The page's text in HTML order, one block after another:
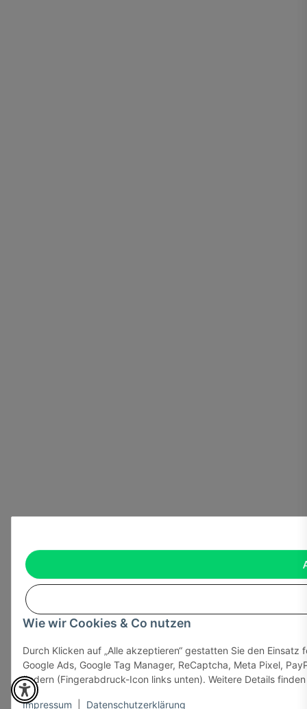
Wie wir Cookies & Co nutzen
Durch Klicken auf „Alle akzeptieren“ gestatten Sie den
Google Ads, Google Tag Manager, ReCaptcha, Meta Pixel,
ändern (Fingerabdruck-Icon links unten). Weitere Details
Impressum Datenschutzerklärung